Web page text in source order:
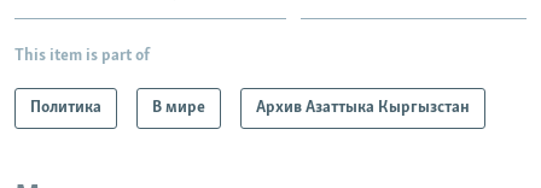
This item is part of
Политика В мире Архив Азаттыка Кыргызстан